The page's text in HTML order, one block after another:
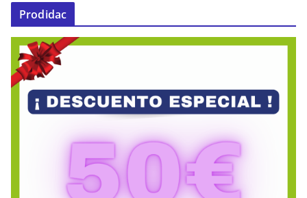
Prodidac